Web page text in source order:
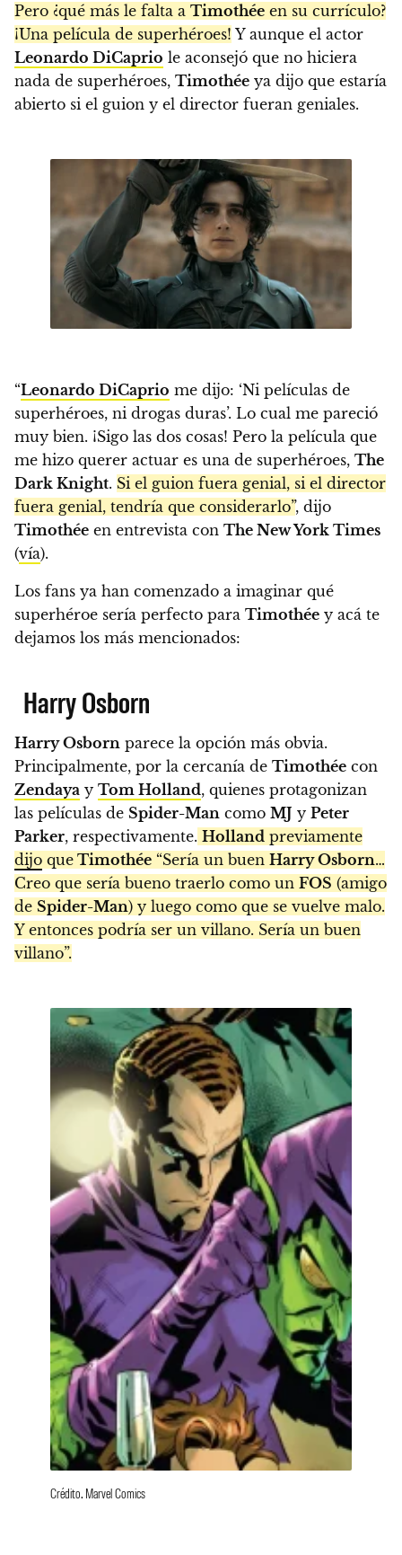
Pero ¿qué más le falta a Timothée en su currículo?
¡Una película de superhéroes! Y aunque el actor
Leonardo DiCaprio le aconsejó que no hiciera
nada de superhéroes, Timothée ya dijo que estaría
abierto si el guion y el director fueran geniales.
“Leonardo DiCaprio me dijo: ‘Ni películas de
superhéroes, ni drogas duras’. Lo cual me pareció
muy bien. ¡Sigo las dos cosas! Pero la película que
me hizo querer actuar es una de superhéroes, The
Dark Knight. Si el guion fuera genial, si el director
fuera genial, tendría que considerarlo”, dijo
Timothée en entrevista con The New York Times
(vía).
Los fans ya han comenzado a imaginar qué
superhéroe sería perfecto para Timothée y acá te
dejamos los más mencionados:
Harry Osborn
Harry Osborn parece la opción más obvia.
Principalmente, por la cercanía de Timothée con
Zendaya y Tom Holland, quienes protagonizan
las películas de Spider-Man como MJ y Peter
Parker, respectivamente. Holland previamente
dijo que Timothée “Sería un buen Harry Osborn…
Creo que sería bueno traerlo como un FOS (amigo
de Spider-Man) y luego como que se vuelve malo.
Y entonces podría ser un villano. Sería un buen
villano”.
Crédito. Marvel Comics